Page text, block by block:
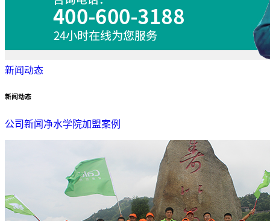
新闻动态
新闻动态
公司新闻 净水学院加盟案例